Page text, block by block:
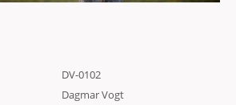
DV-0102
Dagmar Vogt